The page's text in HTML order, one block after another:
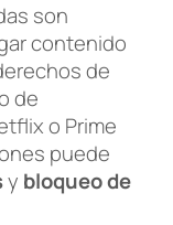
son
contenido
de
de
o Prime
puede
y bloqueo de